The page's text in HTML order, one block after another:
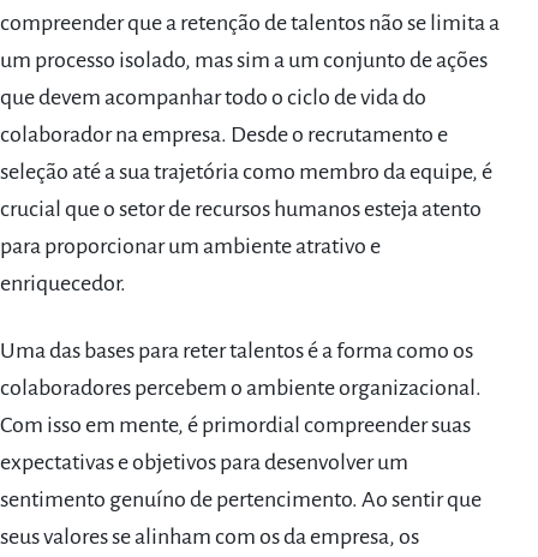
compreender que a retenção de talentos não se limita a
um processo isolado, mas sim a um conjunto de ações
que devem acompanhar todo o ciclo de vida do
colaborador na empresa. Desde o recrutamento e
seleção até a sua trajetória como membro da equipe, é
crucial que o setor de recursos humanos esteja atento
para proporcionar um ambiente atrativo e
enriquecedor.
Uma das bases para reter talentos é a forma como os
colaboradores percebem o ambiente organizacional.
Com isso em mente, é primordial compreender suas
expectativas e objetivos para desenvolver um
sentimento genuíno de pertencimento. Ao sentir que
seus valores se alinham com os da empresa, os